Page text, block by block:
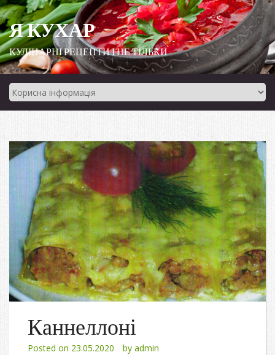
Я КУХАР
КУЛІНАРНІ РЕЦЕПТИ І НЕ ТІЛЬКИ
Каннеллоні
Posted on 23.05.2020 by admin